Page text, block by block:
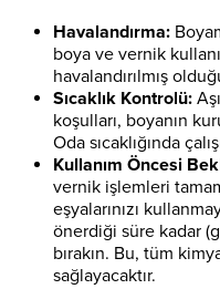
Havalandırma:
boya ve vernik
havalandırılmış
Sıcaklık Kontrolü:
koşulları, boyanın
Oda sıcaklığında
Kullanım Öncesi
vernik işlemleri
eşyalarınızı
önerdiği süre kadar
bırakın. Bu, tüm
sağlayacaktır.